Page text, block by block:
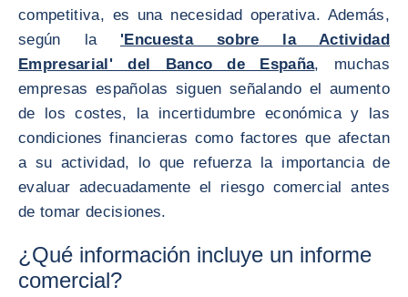
competitiva, es una necesidad operativa. Además,
según la 'Encuesta sobre la Actividad
Empresarial' del Banco de España, muchas
empresas españolas siguen señalando el aumento
de los costes, la incertidumbre económica y las
condiciones financieras como factores que afectan
a su actividad, lo que refuerza la importancia de
evaluar adecuadamente el riesgo comercial antes
de tomar decisiones.
¿Qué información incluye un informe
comercial?